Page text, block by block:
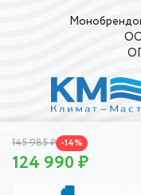
145 985 ₽ -14%
124 990 ₽